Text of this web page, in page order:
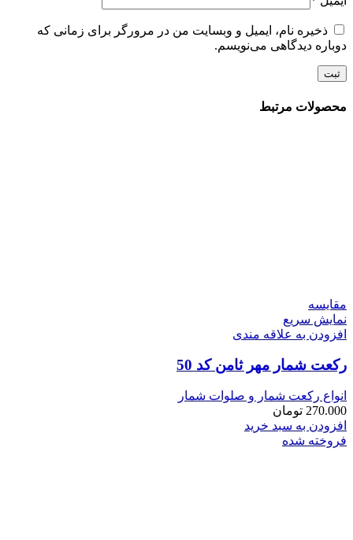
ذخیره نام، ایمیل و وبسایت من در مرورگر برای زمانی که
دوباره دیدگاهی می‌نویسم.
محصولات مرتبط
مقايسه
نمایش سریع
افزودن به علاقه مندی
رکعت شمار مهر ثامن کد 50
انواع رکعت شمار و صلوات شمار
270.000 تومان
افزودن به سبد خرید
فروخته شده